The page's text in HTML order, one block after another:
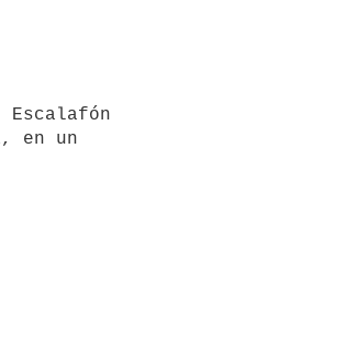
Escalafón
en un